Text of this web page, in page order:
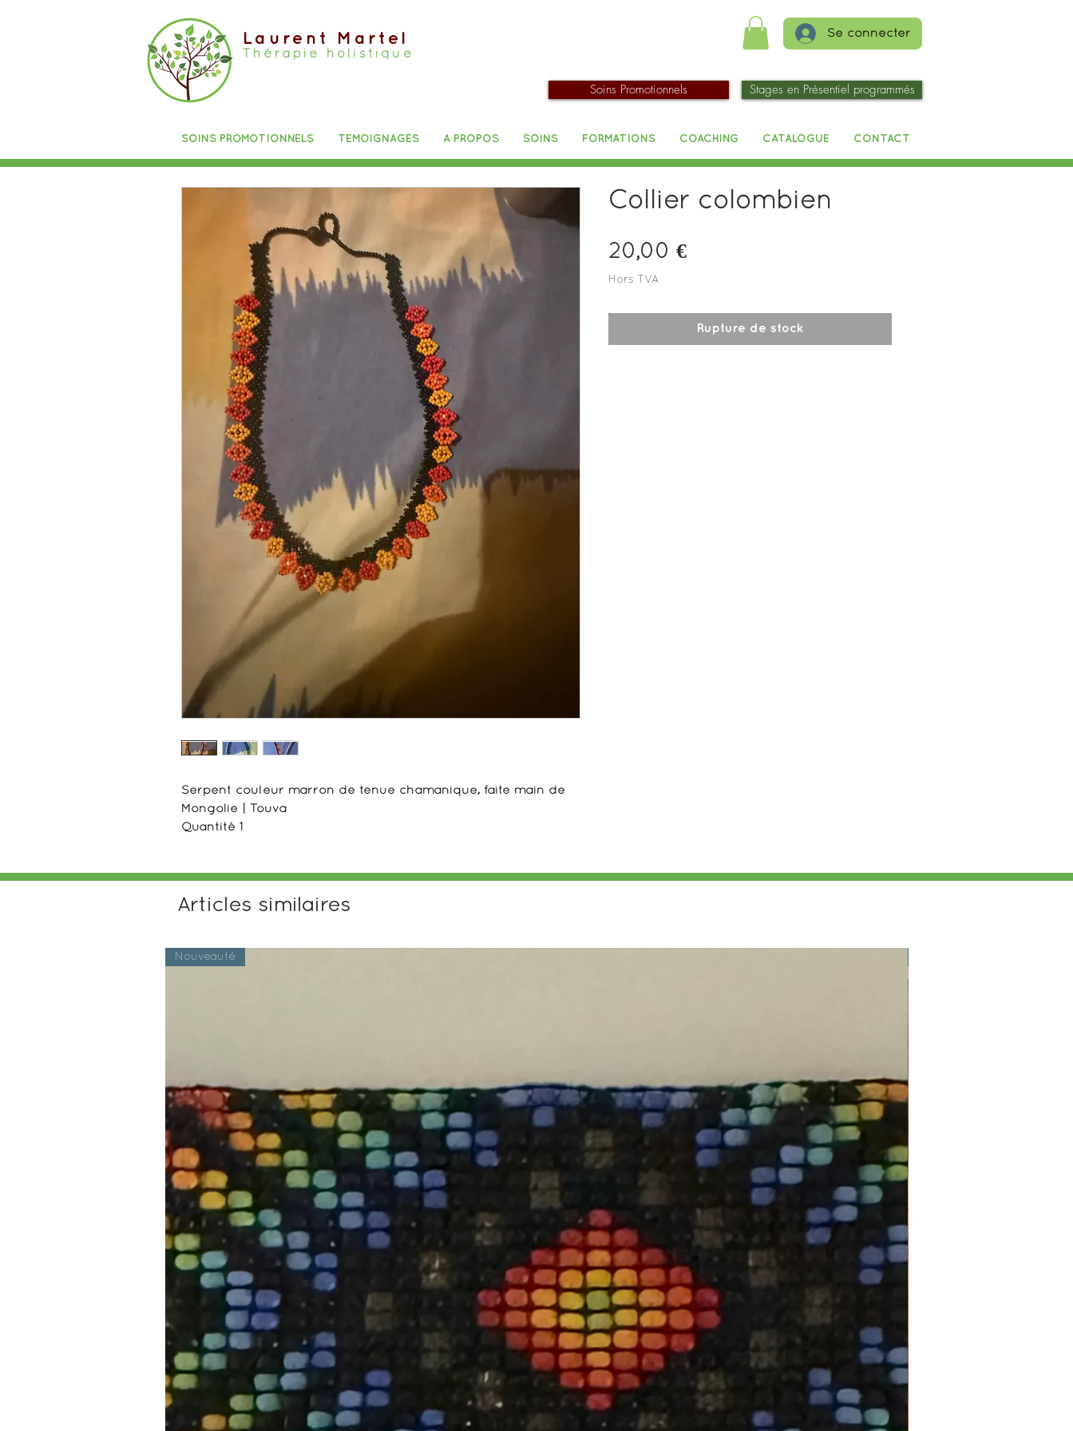
Laurent Martel
Thérapie holistique
Se connecter
Soins Promotionnels Stages en Présentiel programmés
SOINS PROMOTIONNELS TEMOIGNAGES A PROPOS SOINS FORMATIONS COACHING CATALOGUE CONTACT
Serpent couleur marron de tenue chamanique, faite main de
Mongolie | Touva
Quantité 1
Collier colombien
20,00 €Prix
Hors TVA
Rupture de stock
Articles similaires
Nouveauté